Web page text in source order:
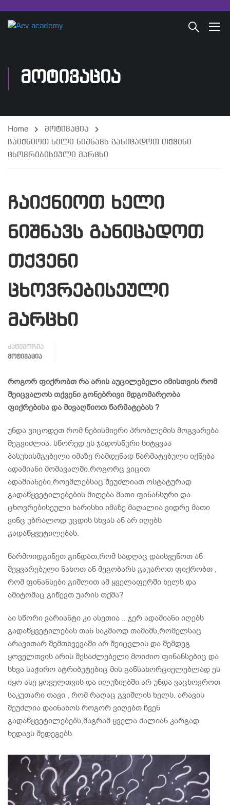
ᲛᲝᲢᲘᲕᲐᲪᲘᲐ
Home
მოტივაცია
ჩაიქნიოთ ხელი ნიშნავს განიცადოთ თქვენი
ცხოვრებისეული მარცხი
ჩაიქნიოთ ხელი
ნიშნავს განიცადოთ
თქვენი
ცხოვრებისეული
მარცხი
კატეგორია
ᲛᲝᲢᲘᲕᲐᲪᲘᲐ
როგორ ფიქრობთ რა არის აუცილებელი იმისთვის რომ
შეიცვალოს თქვენი გონებრივი მდგომარეობა
ფიქრებისა და მივაღწიოთ წარმატებას ?
უნდა ვიცოდეთ რომ ნებისმიერი პრობლემის მოგვარება
შეგვიძლია. სწორედ ეს ჯადოსნური სიტყვაა
პასუხისმგებელი იმაზე რამდენად წარმატებული იქნება
ადამიანი მომავალში.როგორც ვიცით
ადამიანები,როემლებსაც შეუძლიათ ოსტატურად
გადაწყვეტილებების მიღება მათი ფინანსური და
ცხოვრებისეული ხარისხი იმაზე მაღალია ვიდრე მათი
ვინც უბრალოდ უცდის სხვას ან არ იღებს
გადაწყვეტილებას.
წარმოიდგინეთ გინდათ,რომ სადღაც დაისვენოთ ან
შეყვარებული ნახოთ ან მეგობარს გაუაროთ ფიქრობთ ,
რომ ფინანსები გიშლით ამ ყველაფერში ხელს და
ამიტომაც გიწევთ უარის თქმა?
აი სწორი ვარიანტი კი ასეთია .. ჯერ ადამიანი იღებს
გადაწყვეტილებას თან საკმაოდ თამამს,რომელსაც
არავითარ შემთხვევაში არ შეიცვლის და შემდეგ
ყოველთვის არის შესაძლებელი მოიძიო ფინანსებიც და
სხვა საჭირო ატრიბუტებიც მის განსახორციელებლად ეს
იყო ასე ყოველთვის და ილუზიებში არ უნდა ვაცხოვროთ
საკუთარი თავი , რომ რაღაც გვიშლის ხელს. არავის
შეუძლია დაინახოს როგორ ვიღებთ ჩვენ
გადაწყვეტილებებს,მაგრამ ყველა ძალიან კარგად
ხედავს შედეგებს.